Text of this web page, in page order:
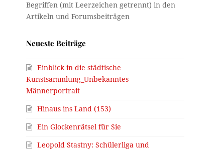
Neueste Beiträge
Einblick in die städtische
Kunstsammlung_Unbekanntes
Männerportrait
Hinaus ins Land (153)
Ein Glockenrätsel für Sie
Leopold Stastny: Schülerliga und